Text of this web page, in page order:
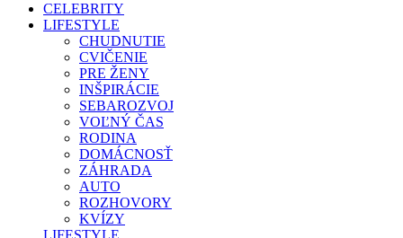
CELEBRITY
LIFESTYLE
CHUDNUTIE
CVIČENIE
PRE ŽENY
INŠPIRÁCIE
SEBAROZVOJ
VOĽNÝ ČAS
RODINA
DOMÁCNOSŤ
ZÁHRADA
AUTO
ROZHOVORY
KVÍZY
LIFESTYLE